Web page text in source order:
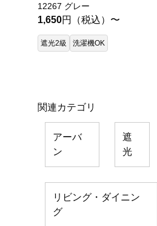
12267 グレー
1,650円（税込）〜
遮光2級 洗濯機OK
関連カテゴリ
アーバ
ン
遮
光
リビング・ダイニン
グ